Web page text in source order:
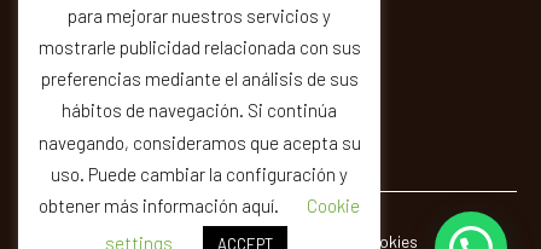
© REGAS · Legal Privacity Cookies Quality
para mejorar nuestros servicios y
mostrarle publicidad relacionada con sus
preferencias mediante el análisis de sus
hábitos de navegación. Si continúa
navegando, consideramos que acepta su
uso. Puede cambiar la configuración y
obtener más información aquí.
Cookie
settings
ACCEPT